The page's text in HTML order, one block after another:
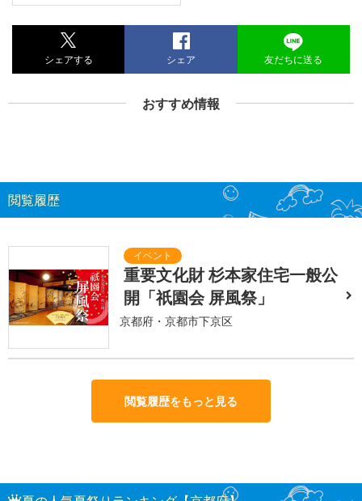
シェアする シェア 友だちに送る
おすすめ情報
閲覧履歴
重要文化財 杉本家住宅一般公
開「祇園会 屏風祭」
京都府・京都市下京区
閲覧履歴をもっと見る